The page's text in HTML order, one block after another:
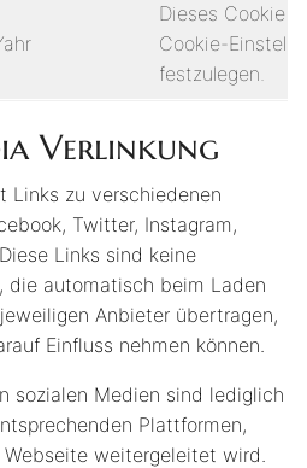
Dieses Cookie
Cookie-
festzulegen.
Verlinkung
Links zu verschiedenen
Twitter, Instagram,
Links sind keine
die automatisch beim Laden
Anbieter übertragen,
Einfluss nehmen können.
sozialen Medien sind lediglich
Plattformen,
weitergeleitet wird.